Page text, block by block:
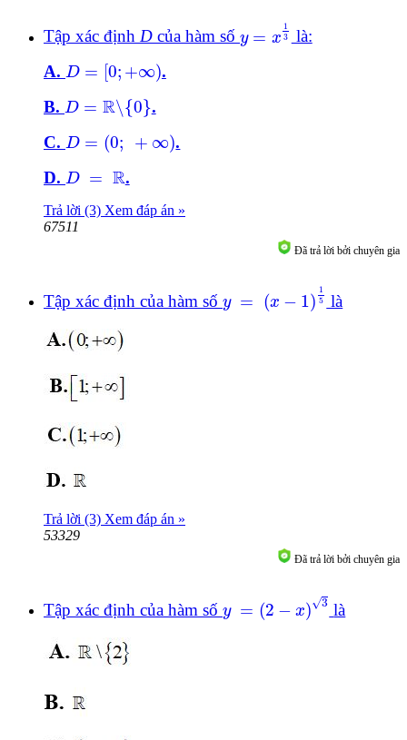
Tập xác định D của hàm số y = x
1
3
3
là:
A. D = [0; +∞)
D= ;+ )
.
B. D = R\{0}
D= \{0 }
.
C. D = (0; + ∞)
D= ; +
.
D. D = R
D .
Trả lời (3) Xem đáp án »
67511
Đã trả lời bởi chuyên gia
Tập xác định của hàm số y = (x − 1)
1
5
là
Trả lời (3) Xem đáp án »
53329
Đã trả lời bởi chuyên gia
Tập xác định của hàm số y = (2 − x)√3 là